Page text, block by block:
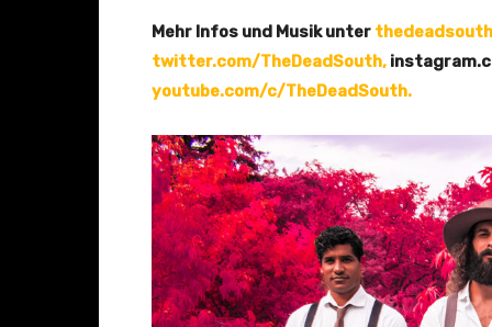
Mehr Infos und Musik unter
twitter.com/TheDeadSouth,
youtube.com/c/TheDeadSouth.